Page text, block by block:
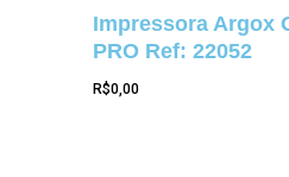
Impressora Argox
PRO Ref: 22052
R$0,00